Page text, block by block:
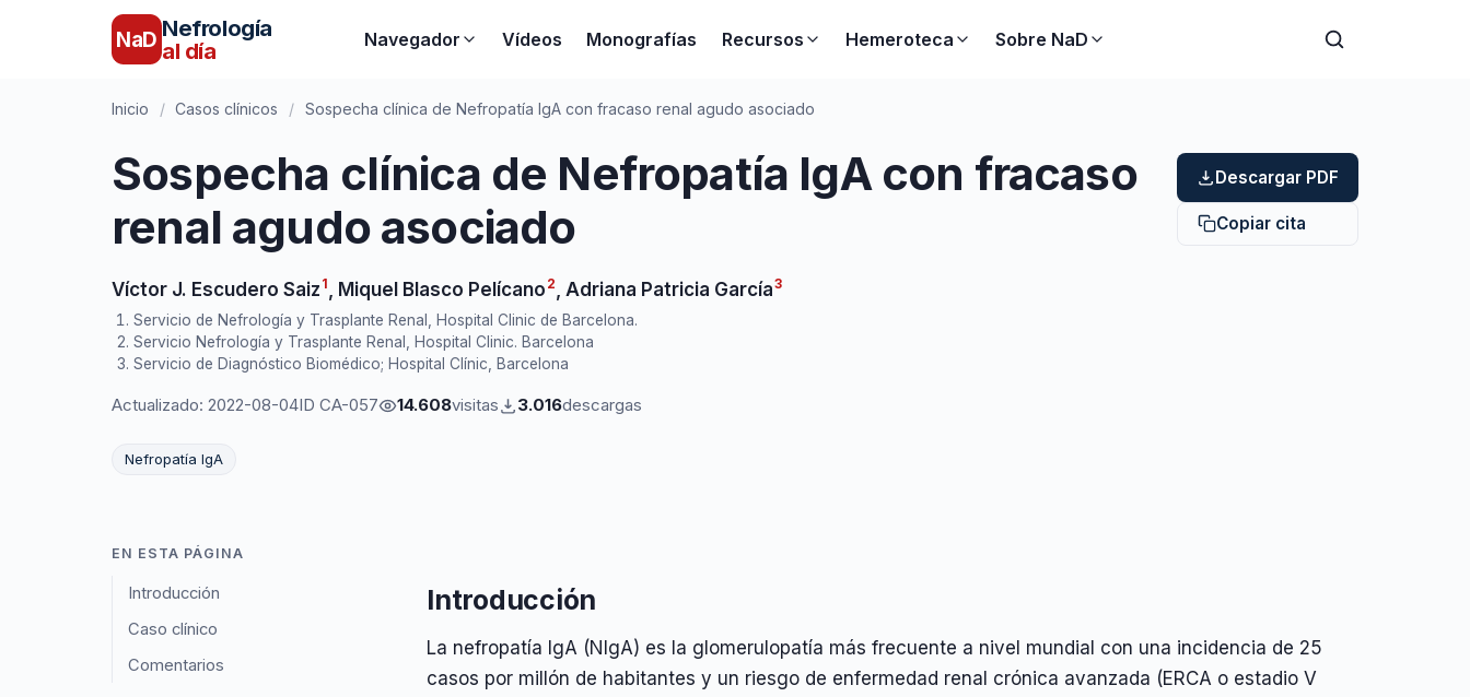
NaD Nefrología
al día
Navegador Vídeos Monografías Recursos Hemeroteca Sobre NaD
Inicio / Casos clínicos / Sospecha clínica de Nefropatía IgA con fracaso renal agudo asociado
Sospecha clínica de Nefropatía IgA con fracaso
renal agudo asociado
Descargar PDF
Copiar cita
Víctor J. Escudero Saiz 1 Miquel Blasco Pelícano 2 Adriana Patricia García3
Servicio de Nefrología y Trasplante Renal, Hospital Clinic de Barcelona.
Servicio Nefrología y Trasplante Renal, Hospital Clinic. Barcelona
Servicio de Diagnóstico Biomédico; Hospital Clínic, Barcelona
Actualizado: 2022-08-04ID CA-057 14.608visitas 3.016descargas
Nefropatía IgA
EN ESTA PÁGINA
Introducción
Caso clínico
Comentarios
Introducción
La nefropatía IgA (NIgA) es la glomerulopatía más frecuente a nivel mundial con una incidencia de 25
casos por millón de habitantes y un riesgo de enfermedad renal crónica avanzada (ERCA o estadio V